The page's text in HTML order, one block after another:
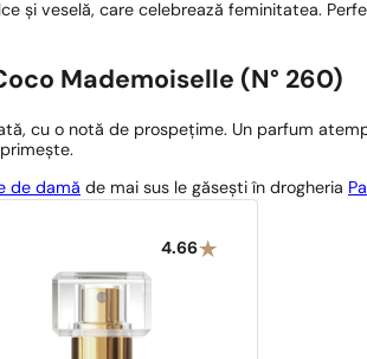
și veselă, care celebrează feminitatea.
Mademoiselle (N° 260)
cu o notă de prospețime. Un parfum
de damă de mai sus le găsești în drogheria
4.66